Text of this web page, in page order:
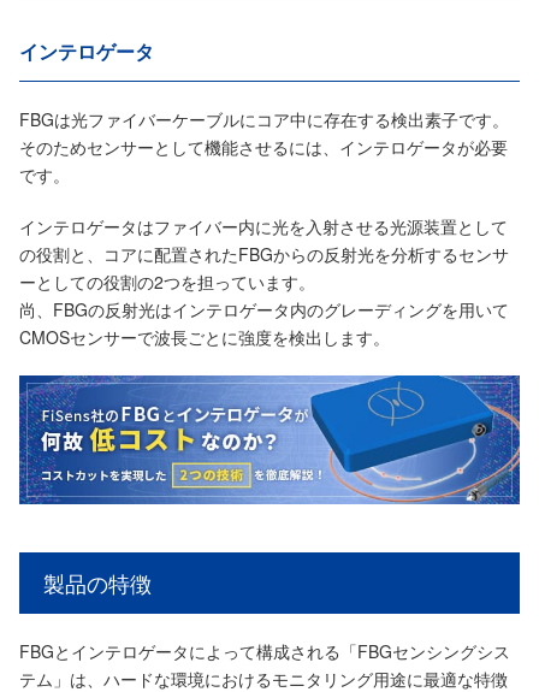
インテロゲータ
FBGは光ファイバーケーブルにコア中に存在する検出素子です。
そのためセンサーとして機能させるには、インテロゲータが必要
です。
インテロゲータはファイバー内に光を入射させる光源装置として
の役割と、コアに配置されたFBGからの反射光を分析するセンサ
ーとしての役割の2つを担っています。
尚、FBGの反射光はインテロゲータ内のグレーディングを用いて
CMOSセンサーで波長ごとに強度を検出します。
製品の特徴
FBGとインテロゲータによって構成される「FBGセンシングシス
テム」は、ハードな環境におけるモニタリング用途に最適な特徴